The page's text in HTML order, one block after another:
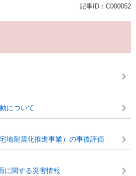
記事ID：C000052
について
地耐震化推進事業）の事後評価
に関する災害情報